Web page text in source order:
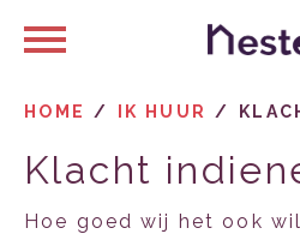
Naar hoofdinhoud
Naar hoofdnavigatiemenu
Naar zoeken
Naar
Ga naar Hoofd
HOME IK HUUR
Klacht
Hoe goed wij het ook